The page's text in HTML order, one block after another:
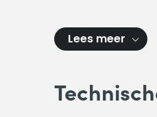
Lees meer